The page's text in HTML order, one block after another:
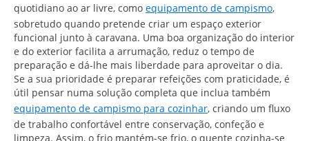
quotidiano ao ar livre, como equipamento de campismo,
sobretudo quando pretende criar um espaço exterior
funcional junto à caravana. Uma boa organização do interior
e do exterior facilita a arrumação, reduz o tempo de
preparação e dá-lhe mais liberdade para aproveitar o dia.
Se a sua prioridade é preparar refeições com praticidade, é
útil pensar numa solução completa que inclua também
equipamento de campismo para cozinhar, criando um fluxo
de trabalho confortável entre conservação, confeção e
limpeza. Assim, o frio mantém-se frio, o quente cozinha-se